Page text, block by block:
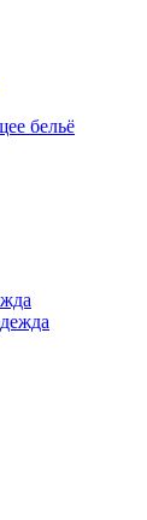
бельё